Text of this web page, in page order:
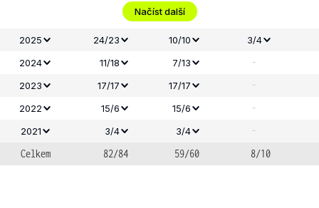
Načíst další
2025 24/23 10/10
3/4
2024
11/18 7/13 -
2023
17/17 17/17 -
2022 15/6 15/6 -
2021 3/4 3/4
-
Celkem
82/84 59/60 8/10